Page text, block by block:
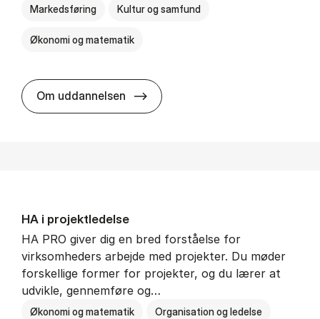
Markedsføring Kultur og samfund
Økonomi og matematik
Om uddannelsen HA i mar­keds- og kul­tu­r­a­na­ly­se
HA i pro­jekt­le­del­se
HA PRO giver dig en bred forståelse for
virksomheders arbejde med projekter. Du møder
forskellige former for projekter, og du lærer at
udvikle, gennemføre og…
Økonomi og matematik Organisation og ledelse